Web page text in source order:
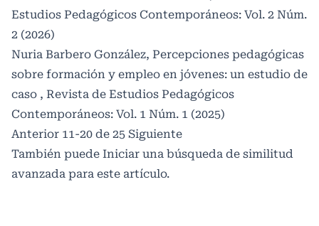
Estudios Pedagógicos Contemporáneos: Vol. 2 Núm.
2 (2026)
Nuria Barbero González, Percepciones pedagógicas
sobre formación y empleo en jóvenes: un estudio de
caso , Revista de Estudios Pedagógicos
Contemporáneos: Vol. 1 Núm. 1 (2025)
Anterior 11-20 de 25 Siguiente
También puede Iniciar una búsqueda de similitud
avanzada para este artículo.